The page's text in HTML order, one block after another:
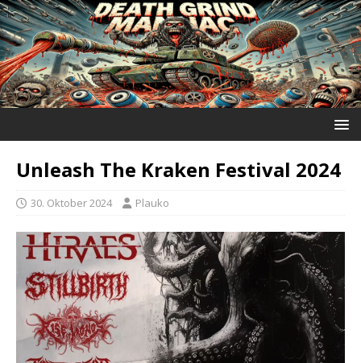
Unleash The Kraken Festival 2024
30. Oktober 2024 Plauko